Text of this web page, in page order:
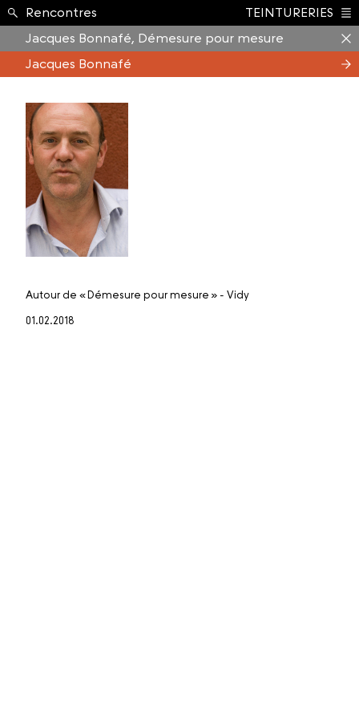
Formation ›
Rencontres
TEINTURERIES
Jacques Bonnafé, Démesure pour mesure
Jacques Bonnafé
Autour de « Démesure pour mesure » - Vidy
01.02.2018